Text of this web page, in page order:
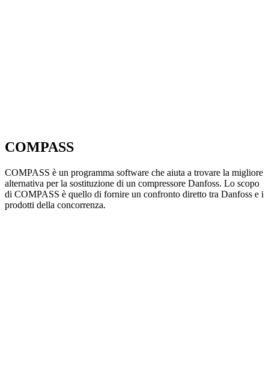
COMPASS
COMPASS è un programma software che aiuta a trovare la migliore
alternativa per la sostituzione di un compressore Danfoss. Lo scopo
di COMPASS è quello di fornire un confronto diretto tra Danfoss e i
prodotti della concorrenza.